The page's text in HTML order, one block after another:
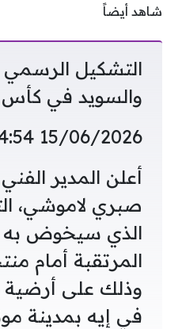
شاهد أيضاً
التشكيل
والسويد في كأس
15/06/2026 04:54 ص
أعلن المدير
صبري لاموشي،
الذي سيخوض به
المرتقبة أمام
وذلك على
في إيه بمدينة